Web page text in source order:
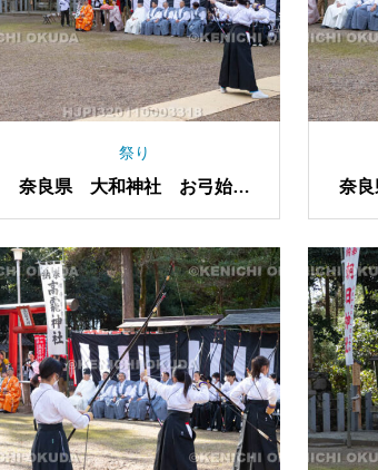
祭り
奈良県 大和神社 お弓始め
祭
奈